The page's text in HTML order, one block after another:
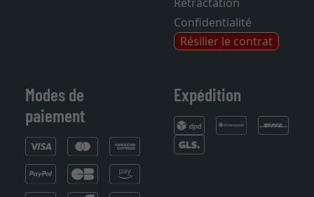
Rétractation
Confidentialité
Résilier le contrat
Modes de
paiement
Expédition